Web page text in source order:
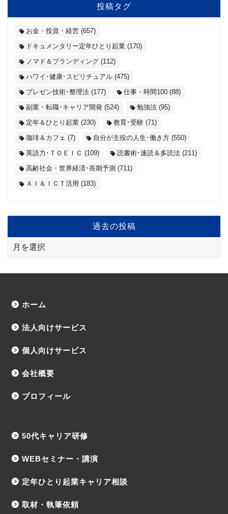
投稿タグ
お金・投資・経営 (657)
ドキュメンタリー定年ひとり起業 (170)
ノマド＆ブランディング (112)
ハワイ･健康･スピリチュアル (475)
プレゼン技術･整理法 (177) 仕事・時間100 (88)
副業・転職･キャリア開発 (524) 勉強法 (95)
定年＆ひとり起業 (230) 教育･受験 (71)
珈琲＆カフェ (7) 自分が主役の人生･働き方 (550)
英語力･ＴＯＥＩＣ (109) 読書術･速読＆多読法 (211)
高齢社会・世界経済･長期予測 (711)
ＡＩ＆ＩＣＴ活用 (183)
過去の投稿
ホーム
法人向けサービス
個人向けサービス
会社概要
プロフィール
50代キャリア研修
WEBセミナー・講演
定年ひとり起業キャリア相談
取材・執筆依頼